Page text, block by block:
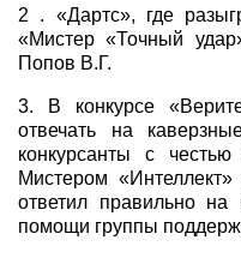
2 . «Дартс», где
«Мистер «Точный
Попов В.Г.
3. В конкурсе
отвечать на
конкурсанты с
Мистером
ответил правильно
помощи группы